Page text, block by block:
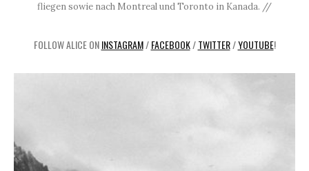
fliegen sowie nach Montreal und Toronto in Kanada. //
FOLLOW ALICE ONINSTAGRAM/FACEBOOK/TWITTER/YOUTUBE!